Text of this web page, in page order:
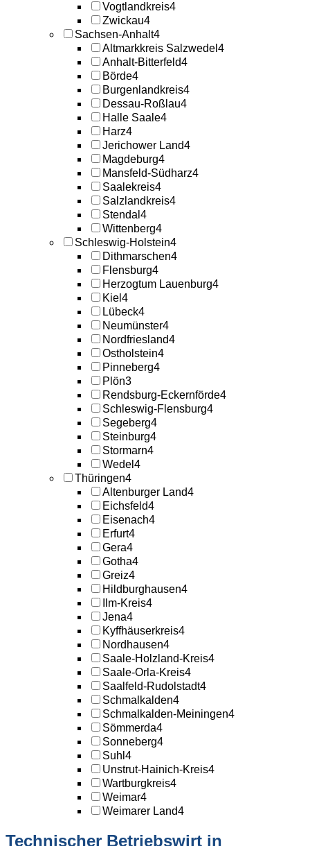
Vogtlandkreis4
Zwickau4
Sachsen-Anhalt4
Altmarkkreis Salzwedel 4
Anhalt-Bitterfeld4
Börde4
Burgenlandkreis4
Dessau-Roßlau4
Halle Saale4
Harz4
Jerichower Land4
Magdeburg4
Mansfeld-Südharz4
Saalekreis4
Salzlandkreis4
Stendal 4
Wittenberg4
Schleswig-Holstein4
Dithmarschen4
Flensburg4
Herzogtum Lauenburg4
Kiel 4
Lübeck4
Neumünster4
Nordfriesland4
Ostholstein4
Pinneberg4
Plön3
Rendsburg-Eckernförde4
Schleswig-Flensburg4
Segeberg4
Steinburg4
Stormarn4
Wedel 4
Thüringen4
Altenburger Land4
Eichsfeld4
Eisenach4
Erfurt4
Gera4
Gotha4
Greiz4
Hildburghausen4
Ilm-Kreis4
Jena4
Kyffhäuserkreis4
Nordhausen4
Saale-Holzland-Kreis4
Saale-Orla-Kreis4
Saalfeld-Rudolstadt4
Schmalkalden4
Schmalkalden-Meiningen4
Sömmerda4
Sonneberg4
Suhl 4
Unstrut-Hainich-Kreis4
Wartburgkreis4
Weimar4
Weimarer Land4
Technischer Betriebswirt in